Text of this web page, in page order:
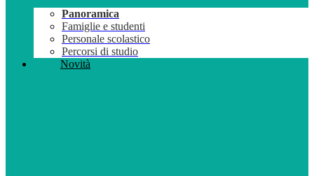
Panoramica
Famiglie e studenti
Personale scolastico
Percorsi di studio
Novità